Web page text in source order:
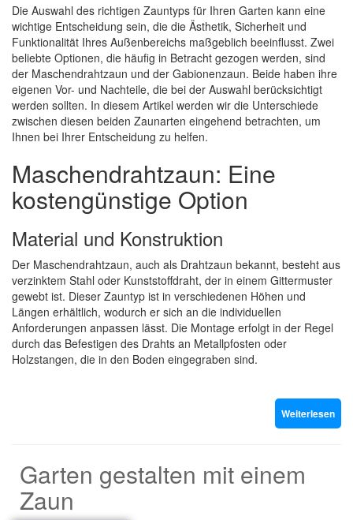
Die Auswahl des richtigen Zauntyps für Ihren Garten kann eine
wichtige Entscheidung sein, die die Ästhetik, Sicherheit und
Funktionalität Ihres Außenbereichs maßgeblich beeinflusst. Zwei
beliebte Optionen, die häufig in Betracht gezogen werden, sind
der Maschendrahtzaun und der Gabionenzaun. Beide haben ihre
eigenen Vor- und Nachteile, die bei der Auswahl berücksichtigt
werden sollten. In diesem Artikel werden wir die Unterschiede
zwischen diesen beiden Zaunarten eingehend betrachten, um
Ihnen bei Ihrer Entscheidung zu helfen.
Maschendrahtzaun: Eine
kostengünstige Option
Material und Konstruktion
Der Maschendrahtzaun, auch als Drahtzaun bekannt, besteht aus
verzinktem Stahl oder Kunststoffdraht, der in einem Gittermuster
gewebt ist. Dieser Zauntyp ist in verschiedenen Höhen und
Längen erhältlich, wodurch er sich an die individuellen
Anforderungen anpassen lässt. Die Montage erfolgt in der Regel
durch das Befestigen des Drahts an Metallpfosten oder
Holzstangen, die in den Boden eingegraben sind.
Weiterlesen
Garten gestalten mit einem
Zaun